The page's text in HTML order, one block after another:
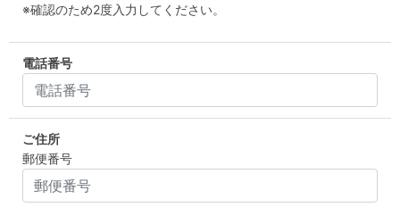
※確認のため2度入力してください。
電話番号
ご住所
郵便番号